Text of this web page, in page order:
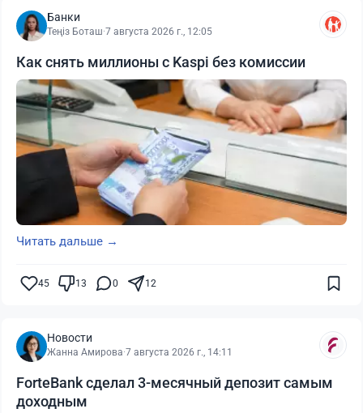
Банки
Теңіз Боташ·7 августа 2026 г., 12:05
Как снять миллионы с Kaspi без комиссии
Читать дальше →
45 13 0 12
Новости
Жанна Амирова·7 августа 2026 г., 14:11
ForteBank сделал 3-месячный депозит самым
доходным